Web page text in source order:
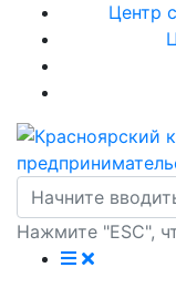
Центр
Нажмите "ESC",